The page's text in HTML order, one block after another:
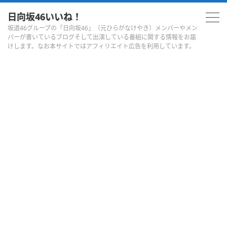
日向坂46いいね！
坂道46グループの「日向坂46」（元ひらがなけやき）メンバーやメン
バーが書いているブログそして出演している番組に関する情報をお届
けします。なお本サイトではアフィリエイト広告を利用しています。